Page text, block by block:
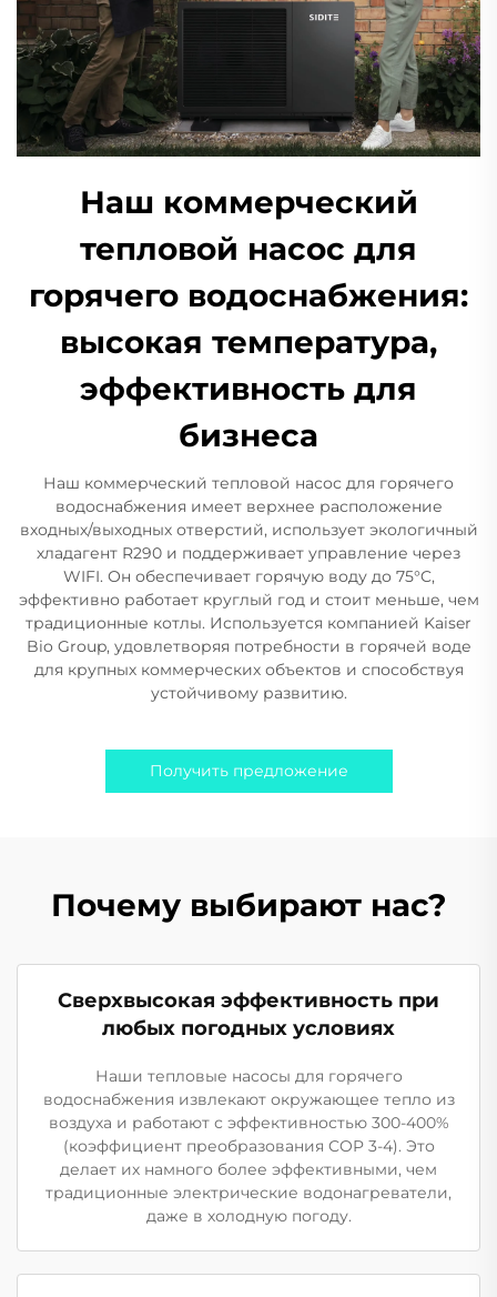
Наш коммерческий
тепловой насос для
горячего водоснабжения:
высокая температура,
эффективность для
бизнеса
Наш коммерческий тепловой насос для горячего
водоснабжения имеет верхнее расположение
входных/выходных отверстий, использует экологичный
хладагент R290 и поддерживает управление через
WIFI. Он обеспечивает горячую воду до 75°C,
эффективно работает круглый год и стоит меньше, чем
традиционные котлы. Используется компанией Kaiser
Bio Group, удовлетворяя потребности в горячей воде
для крупных коммерческих объектов и способствуя
устойчивому развитию.
Получить предложение
Почему выбирают нас?
Сверхвысокая эффективность при
любых погодных условиях
Наши тепловые насосы для горячего
водоснабжения извлекают окружающее тепло из
воздуха и работают с эффективностью 300-400%
(коэффициент преобразования COP 3-4). Это
делает их намного более эффективными, чем
традиционные электрические водонагреватели,
даже в холодную погоду.